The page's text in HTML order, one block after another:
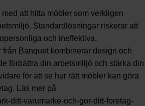
att hitta möbler som verkligen
Standardlösningar riskerar att
och ineffektiva.
Banquet kombinerar design och
förbättra din arbetsmiljö och stärka din
för att se hur rätt möbler kan göra
Läs mer på
ditt-varumarke-och-gor-ditt-foretag-